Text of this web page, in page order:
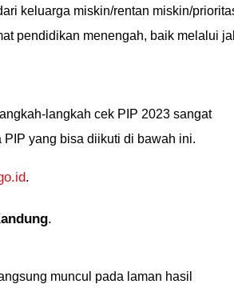
keluarga miskin/rentan miskin/
pendidikan menengah, baik melalui
langkah cek PIP 2023 sangat
yang bisa diikuti di bawah ini.
.
.
muncul pada laman hasil